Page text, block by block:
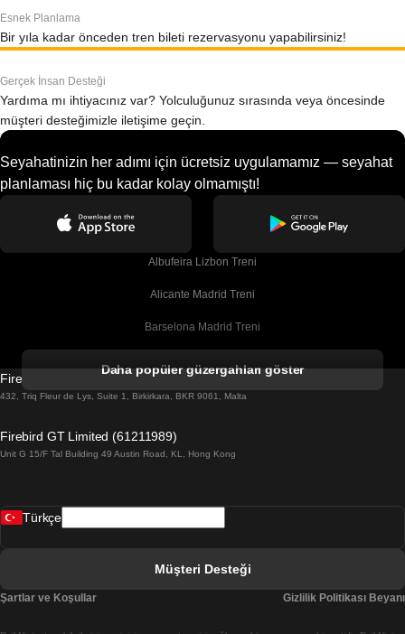
Esnek Planlama
Bir yıla kadar önceden tren bileti rezervasyonu yapabilirsiniz!
Gerçek İnsan Desteği
Yardıma mı ihtiyacınız var? Yolculuğunuz sırasında veya öncesinde
müşteri desteğimizle iletişime geçin.
Seyahatinizin her adımı için ücretsiz uygulamamız — seyahat
planlaması hiç bu kadar kolay olmamıştı!
Albufeira Lizbon Treni
Alicante Madrid Treni
Barselona Madrid Treni
Barselona Sevilla Treni
Belfast Dublin Treni
Daha popüler güzergahları göster
Firebird GT Limited (OC 1451)
432, Triq Fleur de Lys, Suite 1, Birkirkara, BKR 9061, Malta
Firebird GT Limited (61211989)
Unit G 15/F Tal Building 49 Austin Road, KL, Hong Kong
Türkçe
Müşteri Desteği
Şartlar ve Koşullar Gizlilik Politikası Beyanı